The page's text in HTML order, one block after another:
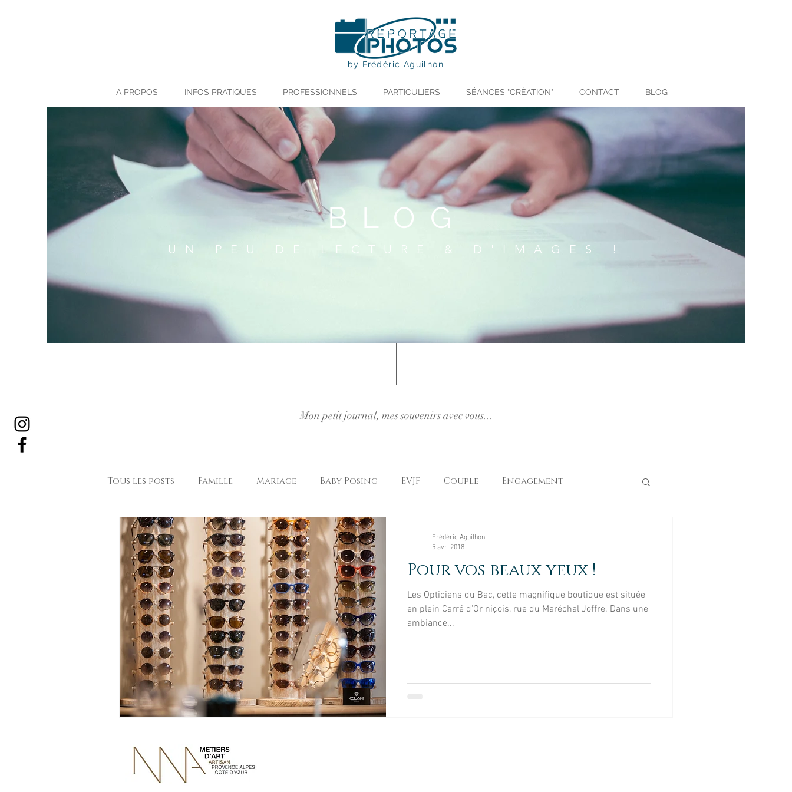
by Frédéric Aguilhon
A PROPOS INFOS PRATIQUES PROFESSIONNELS PARTICULIERS SÉANCES "CRÉATION" CONTACT BLOG
BLOG
UN PEU DE LECTURE & D'IMAGES !
Mon petit journal, mes souvenirs avec vous...
Tous les posts Famille Mariage Baby Posing EVJF Couple Engagement
Bedon Rond Baptême Enfant LifeStyle
Noël Déco Culinaire Architecture Smash Cake Professionnel Evénement
Pour vos beaux yeux !
Les Opticiens du Bac, cette magnifique boutique est située
en plein Carré d'Or niçois, rue du Maréchal Joffre. Dans une
ambiance...
Frédéric Aguilhon
5 avr. 2018